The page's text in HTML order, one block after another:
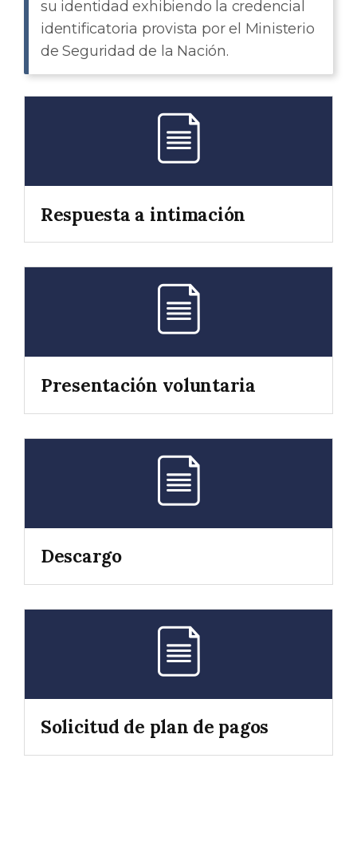
su identidad exhibiendo la credencial
identificatoria provista por el Ministerio
de Seguridad de la Nación.
Respuesta a intimación
Presentación voluntaria
Descargo
Solicitud de plan de pagos